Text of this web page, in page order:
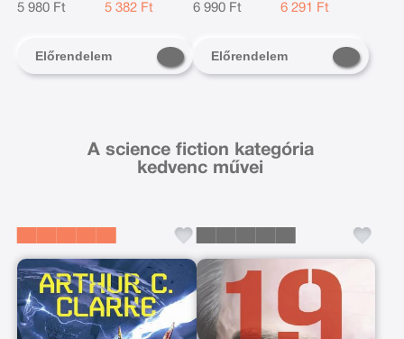
5 980 Ft 5 382 Ft
Előrendelem
6 990 Ft 6 291 Ft
Előrendelem
A science fiction kategória
kedvenc művei